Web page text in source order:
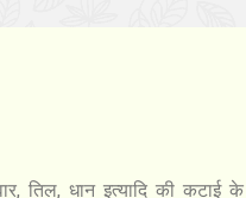
तिल, धान इत्यादि की कटाई के